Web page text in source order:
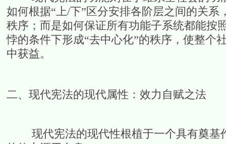
如何根据“上/下”区分安排各阶层之间的关
秩序；而是如何保证所有功能子系统都能按
悖的条件下形成“去中心化”的秩序，使整个
中获益。
二、现代宪法的现代属性：效力自赋之法
现代宪法的现代性根植于一个具有奠基